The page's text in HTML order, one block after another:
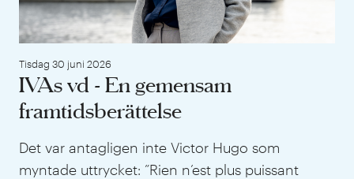
Tisdag 30 juni 2026
IVAs vd - En gemensam
framtidsberättelse
Det var antagligen inte Victor Hugo som
myntade uttrycket: ”Rien n’est plus puissant